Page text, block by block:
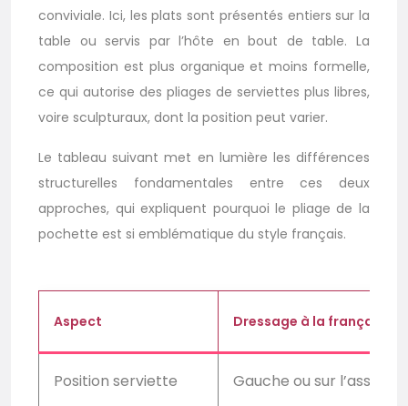
conviviale. Ici, les plats sont présentés entiers sur la
table ou servis par l’hôte en bout de table. La
composition est plus organique et moins formelle,
ce qui autorise des pliages de serviettes plus libres,
voire sculpturaux, dont la position peut varier.
Le tableau suivant met en lumière les différences
structurelles fondamentales entre ces deux
approches, qui expliquent pourquoi le pliage de la
pochette est si emblématique du style français.
Aspect Dressage à la française
Position serviette Gauche ou sur l’assiette